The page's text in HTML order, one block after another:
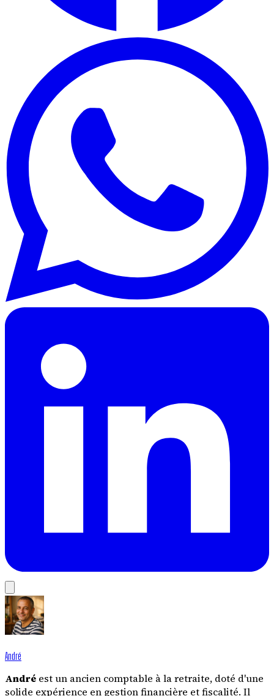
André
André est un ancien comptable à la retraite, doté d'une
solide expérience en gestion financière et fiscalité. Il